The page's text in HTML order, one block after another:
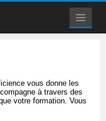
vous donne les
à travers des
votre formation. Vous